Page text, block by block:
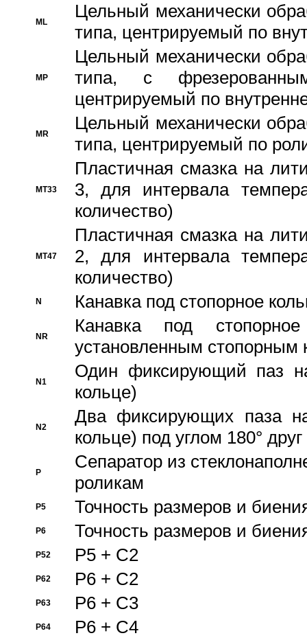
ML
Цельный механически
типа, центрируемый по
MP
Цельный механически
типа, с
центрируемый по
MR
Цельный механически
типа, центрируемый по
MT33
Пластичная смазка на
3, для интервала
количество)
MT47
Пластичная смазка на
2, для интервала
количество)
N Канавка под стопорное
NR
Канавка под
установленным стопорным
N1
Один фиксирующий паз
кольце)
N2
Два фиксирующих паза
кольце) под углом 180° друг
P
Cепаратор из
роликам
P5 Точность размеров и
P6 Точность размеров и
P52 P5 + C2
P62 P6 + C2
P63 P6 + C3
P64 P6 + C4